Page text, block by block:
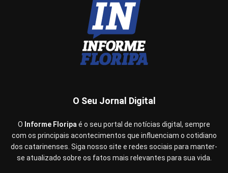
O Seu Jornal Digital
O Informe Floripa é o seu portal de notícias digital, sempre
com os principais acontecimentos que influenciam o cotidiano
dos catarinenses. Siga nosso site e redes sociais para manter-
se atualizado sobre os fatos mais relevantes para sua vida.